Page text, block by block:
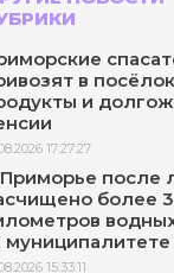
в
и
17:27:27
после
более
муниципалитете
15:33:11